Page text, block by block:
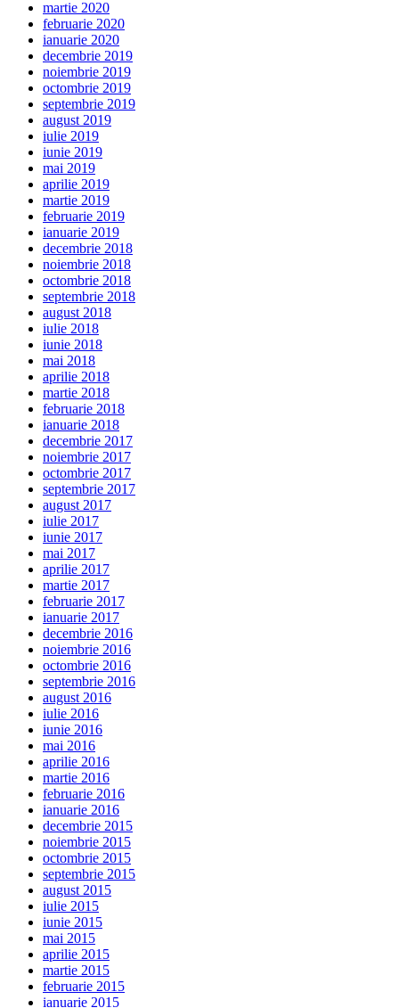
martie 2020
februarie 2020
ianuarie 2020
decembrie 2019
noiembrie 2019
octombrie 2019
septembrie 2019
august 2019
iulie 2019
iunie 2019
mai 2019
aprilie 2019
martie 2019
februarie 2019
ianuarie 2019
decembrie 2018
noiembrie 2018
octombrie 2018
septembrie 2018
august 2018
iulie 2018
iunie 2018
mai 2018
aprilie 2018
martie 2018
februarie 2018
ianuarie 2018
decembrie 2017
noiembrie 2017
octombrie 2017
septembrie 2017
august 2017
iulie 2017
iunie 2017
mai 2017
aprilie 2017
martie 2017
februarie 2017
ianuarie 2017
decembrie 2016
noiembrie 2016
octombrie 2016
septembrie 2016
august 2016
iulie 2016
iunie 2016
mai 2016
aprilie 2016
martie 2016
februarie 2016
ianuarie 2016
decembrie 2015
noiembrie 2015
octombrie 2015
septembrie 2015
august 2015
iulie 2015
iunie 2015
mai 2015
aprilie 2015
martie 2015
februarie 2015
ianuarie 2015